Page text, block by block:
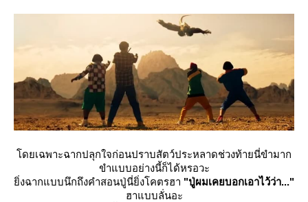
ดยเฉพาะฉากปลุกใจก่อนปราบสัตว์ประหลาดช่วงท้ายนี่ขำมาก
ขำแบบอย่างนี้ก็ได้หรอวะ
ิ่งฉากแบบนึกถึงคำสอนปู่นี่ยิ่งโคตรฮา "ปู่ผมเคยบอกเอาไว้ว่า..."
ฮาแบบลั่นอะ